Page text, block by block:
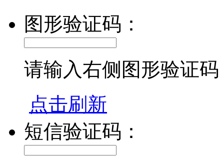
图形验证码：
请输入右侧图形验证码
点击刷新
短信验证码：